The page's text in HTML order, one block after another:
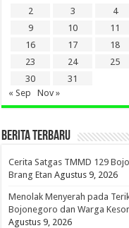
2
3 4
9
10 11
16
17 18
23
24 25
30
31
« Sep
Nov »
BERITA TERBARU
Cerita Satgas TMMD 129
Brang Etan Agustus 9, 2026
Menolak Menyerah pada
Bojonegoro dan Warga
Agustus 9, 2026